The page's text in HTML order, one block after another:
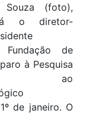
Souza (foto),
o diretor-
de
à Pesquisa
ao
de janeiro. O